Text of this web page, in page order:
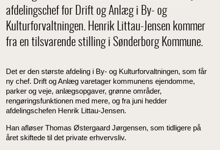
afdelingschef for Drift og Anlæg i By- og
Kulturforvaltningen. Henrik Littau-Jensen kommer
fra en tilsvarende stilling i Sønderborg Kommune.
Det er den største afdeling i By- og Kulturforvaltningen, som får
ny chef. Drift og Anlæg varetager kommunens ejendomme,
parker og veje, anlægsopgaver, grønne områder,
rengøringsfunktionen med mere, og fra juni hedder
afdelingschefen Henrik Littau-Jensen.
Han afløser Thomas Østergaard Jørgensen, som tidligere på
året skiftede til det private erhvervsliv.